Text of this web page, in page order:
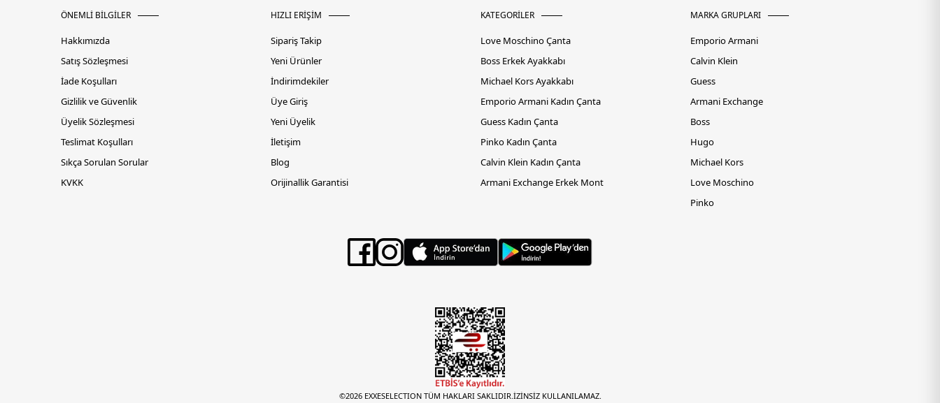
ÖNEMLİ BİLGİLER
Hakkımızda
Satış Sözleşmesi
İade Koşulları
Gizlilik ve Güvenlik
Üyelik Sözleşmesi
Teslimat Koşulları
Sıkça Sorulan Sorular
KVKK
HIZLI ERİŞİM
Sipariş Takip
Yeni Ürünler
İndirimdekiler
Üye Giriş
Yeni Üyelik
İletişim
Blog
Orijinallik Garantisi
KATEGORİLER
Love Moschino Çanta
Boss Erkek Ayakkabı
Michael Kors Ayakkabı
Emporio Armani Kadın Çanta
Guess Kadın Çanta
Pinko Kadın Çanta
Calvin Klein Kadın Çanta
Armani Exchange Erkek Mont
MARKA GRUPLARI
Emporio Armani
Calvin Klein
Guess
Armani Exchange
Boss
Hugo
Michael Kors
Love Moschino
Pinko
©2026 EXXESELECTION TÜM HAKLARI SAKLIDIR.İZİNSİZ KULLANILAMAZ.